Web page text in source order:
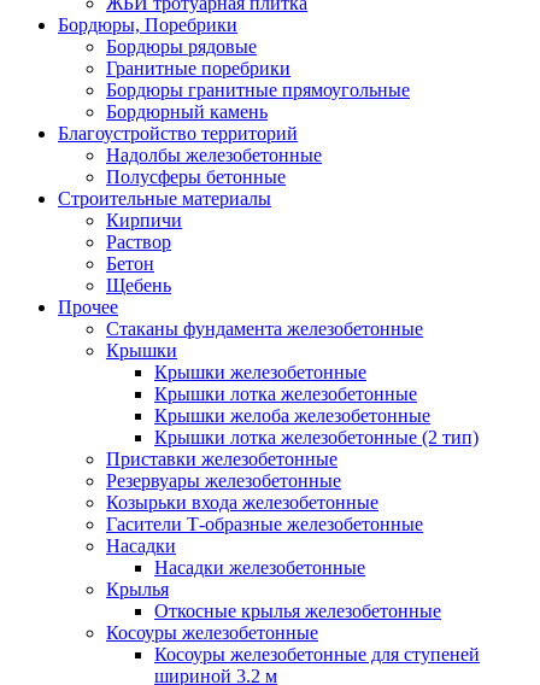
Бордюры, Поребрики
Бордюры рядовые
Гранитные поребрики
Бордюры гранитные прямоугольные
Бордюрный камень
Благоустройство территорий
Надолбы железобетонные
Полусферы бетонные
Строительные материалы
Кирпичи
Раствор
Бетон
Щебень
Прочее
Стаканы фундамента железобетонные
Крышки
Крышки железобетонные
Крышки лотка железобетонные
Крышки желоба железобетонные
Крышки лотка железобетонные (2 тип)
Приставки железобетонные
Резервуары железобетонные
Козырьки входа железобетонные
Гасители Т-образные железобетонные
Насадки
Насадки железобетонные
Крылья
Откосные крылья железобетонные
Косоуры железобетонные
Косоуры железобетонные для ступеней
шириной 3.2 м